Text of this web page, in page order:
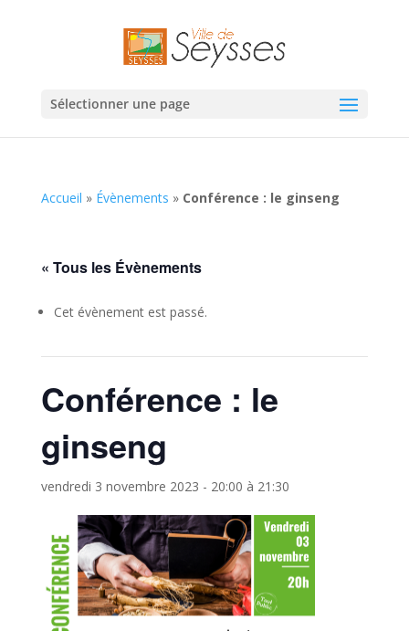
Sélectionner une page
Accueil » Évènements » Conférence : le ginseng
« Tous les Évènements
Cet évènement est passé.
Conférence : le
ginseng
vendredi 3 novembre 2023 - 20:00 à 21:30